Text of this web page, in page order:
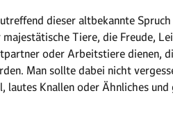
dieser altbekannte
Tiere, die Freude,
oder Arbeitstiere dienen,
Man sollte dabei nicht
Knallen oder Ähnliches und